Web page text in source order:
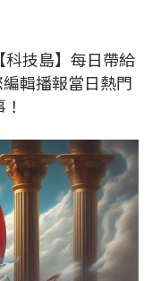
技島】每日帶給
輯播報當日熱門